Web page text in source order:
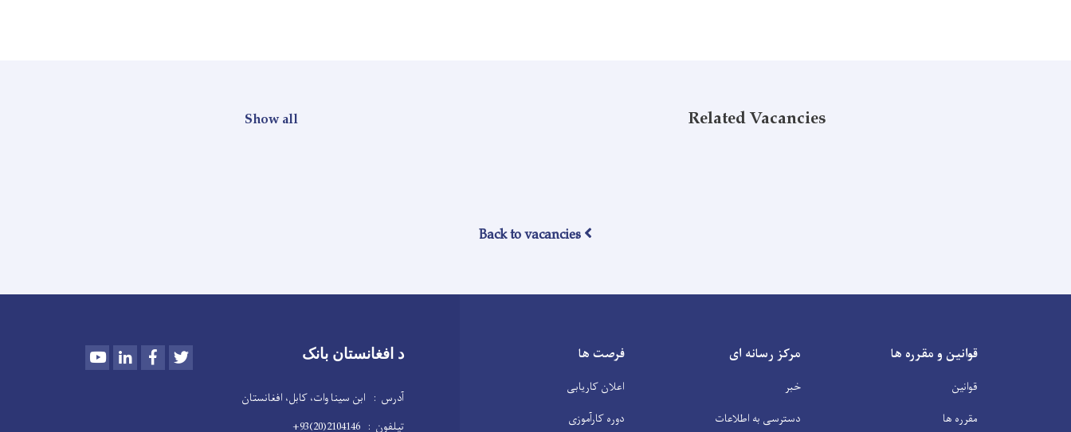
Related Vacancies
Show all
Back to vacancies
قوانین و مقرره ها
قوانین
مقرره ها
مرکز رسانه ای
خبر
دسترسی به اطلاعات
فرصت ها
اعلان کاریابی
دوره کارآموزی
د افغانستان بانک YoutubeLinkedInFacebook
آدرس : ابن سینا وات، کابل، افغانستان
تیلفون : 2104146(20)93+